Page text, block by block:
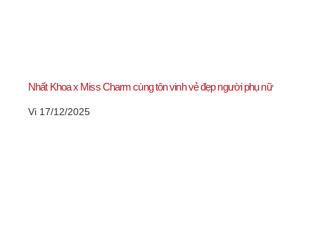
Nhất Khoa x Miss Charm cùng tôn vinh vẻ đẹp người phụ nữ
Vi 17/12/2025